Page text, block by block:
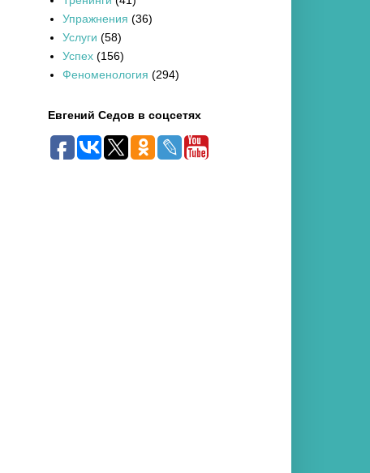
Упражнения (36)
Услуги (58)
Успех (156)
Феноменология (294)
Евгений Седов в соцсетях